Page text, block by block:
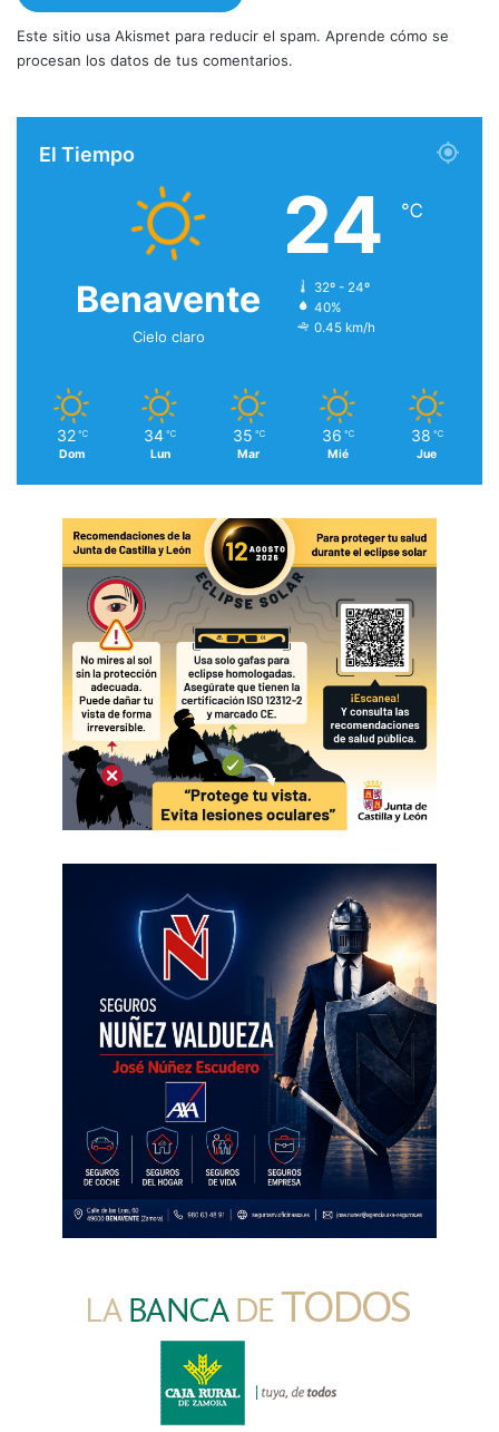
Este sitio usa Akismet para reducir el spam. Aprende cómo se
procesan los datos de tus comentarios.
El Tiempo
Benavente
Cielo claro
24 ℃
32º - 24º
40%
0.45 km/h
32 ℃
Dom
34 ℃
Lun
35 ℃
Mar
36 ℃
Mié
38 ℃
Jue